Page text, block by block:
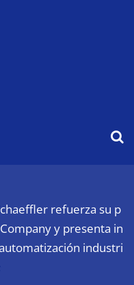
refuerza su p
y presenta in
industri